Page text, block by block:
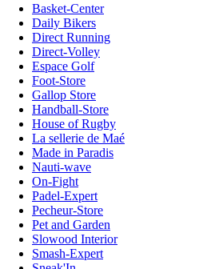
Basket-Center
Daily Bikers
Direct Running
Direct-Volley
Espace Golf
Foot-Store
Gallop Store
Handball-Store
House of Rugby
La sellerie de Maé
Made in Paradis
Nauti-wave
On-Fight
Padel-Expert
Pecheur-Store
Pet and Garden
Slowood Interior
Smash-Expert